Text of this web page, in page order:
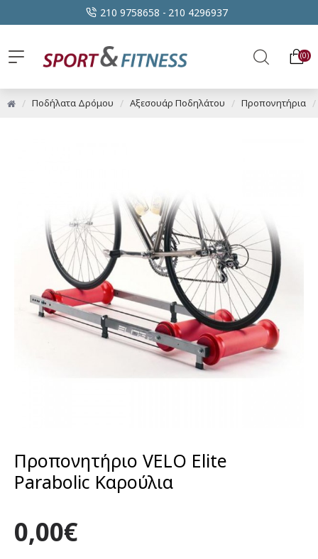
210 9758658 - 210 4296937
0
Ποδήλατα Δρόμου Αξεσουάρ Ποδηλάτου Προπονητήρια
Προπονητήριο VELO Elite
Parabolic Καρούλια
0,00€